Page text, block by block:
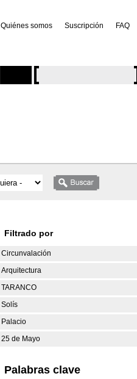
Quiénes somos Suscripción FAQ
Filtrado por
Circunvalación
Arquitectura
TARANCO
Solís
Palacio
25 de Mayo
Palabras clave